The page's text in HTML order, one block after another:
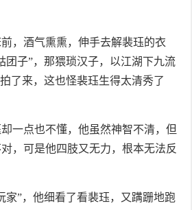
，酒气熏熏，伸手去解裴珏的衣
团子”，那猥琐汉子，以江湖下九流
了来，这也怪裴珏生得太清秀了
一点也不懂，他虽然神智不清，但
，可是他四肢又无力，根本无法反
家”，他细看了看裴珏，又蹒跚地跑